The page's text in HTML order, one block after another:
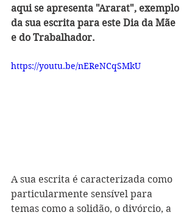
aqui se apresenta "Ararat", exemplo
da sua escrita para este Dia da Mãe
e do Trabalhador.
https://youtu.be/nEReNCqSMkU
A sua escrita é caracterizada como
particularmente sensível para
temas como a solidão, o divórcio, a